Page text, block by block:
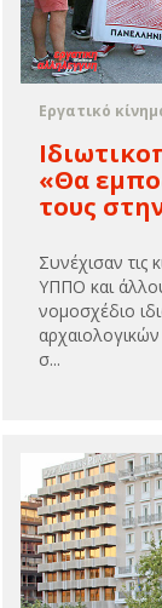
Εργατικό
«Θα
τους
Συνέχισαν τις
ΥΠΠΟ και
νομοσχέδιο
σ...